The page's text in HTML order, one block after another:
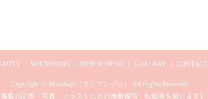
WHITENING OTHER MENU GALLERY CONTACT
Copyright © MariAnju（マリアンジュ） All Rights Reserved.
掲載の記事・写真・イラストなどの無断複写・転載等を禁じます】